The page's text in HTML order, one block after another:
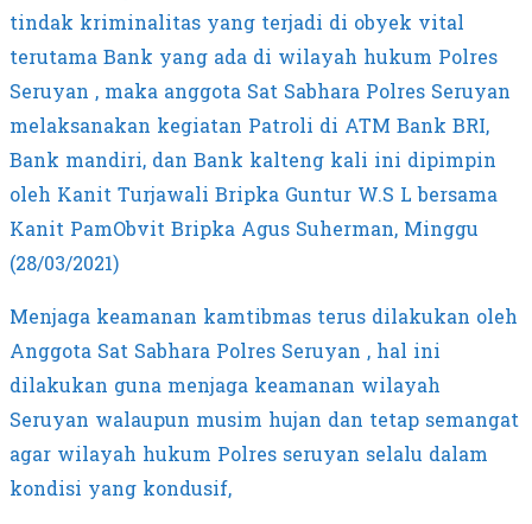
tindak kriminalitas yang terjadi di obyek vital
terutama Bank yang ada di wilayah hukum Polres
Seruyan , maka anggota Sat Sabhara Polres Seruyan
melaksanakan kegiatan Patroli di ATM Bank BRI,
Bank mandiri, dan Bank kalteng kali ini dipimpin
oleh Kanit Turjawali Bripka Guntur W.S L bersama
Kanit PamObvit Bripka Agus Suherman, Minggu
(28/03/2021)
Menjaga keamanan kamtibmas terus dilakukan oleh
Anggota Sat Sabhara Polres Seruyan , hal ini
dilakukan guna menjaga keamanan wilayah
Seruyan walaupun musim hujan dan tetap semangat
agar wilayah hukum Polres seruyan selalu dalam
kondisi yang kondusif,